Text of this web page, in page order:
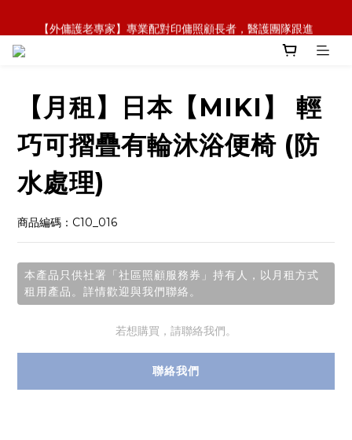
【外傭護老專家】專業配對印傭照顧長者，醫護團隊跟進
【政府資助】善用社區照顧服務券，上門服務及租用產品
【全新概念】長者護理復康用品，可租可買，彈性選擇
【月租】日本【MIKI】 輕
巧可摺疊有輪沐浴便椅 (防
水處理)
商品編碼：C10_016
本產品只供社署「社區照顧服務券」持有人，以月租方式
租用產品。詳情歡迎與我們聯絡。
若想購買，請聯絡我們。
聯絡我們